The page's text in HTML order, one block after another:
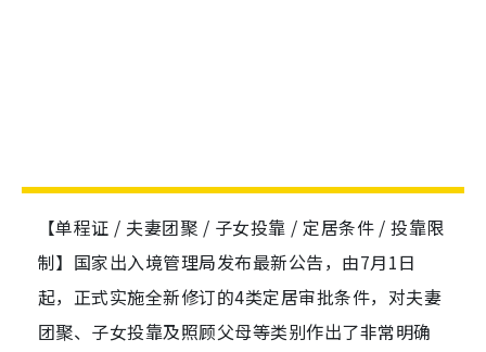
【单程证 / 夫妻团聚 / 子女投靠 / 定居条件 / 投靠限
制】国家出入境管理局发布最新公告，由7月1日
起，正式实施全新修订的4类定居审批条件，对夫妻
团聚、子女投靠及照顾父母等类别作出了非常明确